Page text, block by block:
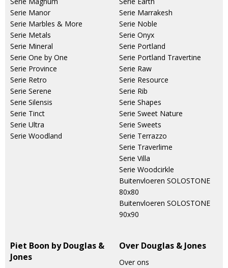
Serie Manor
Serie Marbles & More
Serie Metals
Serie Mineral
Serie One by One
Serie Province
Serie Retro
Serie Serene
Serie Silensis
Serie Tinct
Serie Ultra
Serie Woodland
Serie Marrakesh
Serie Noble
Serie Onyx
Serie Portland
Serie Portland Travertine
Serie Raw
Serie Resource
Serie Rib
Serie Shapes
Serie Sweet Nature
Serie Sweets
Serie Terrazzo
Serie Traverlime
Serie Villa
Serie Woodcirkle
Buitenvloeren SOLOSTONE
80x80
Buitenvloeren SOLOSTONE
90x90
Piet Boon by Douglas &
Jones
Over Douglas & Jones
Over ons